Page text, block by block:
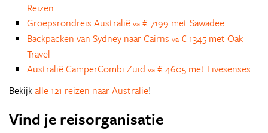
Reizen
Groepsrondreis Australië va € 7199 met Sawadee
Backpacken van Sydney naar Cairns va € 1345 met Oak
Travel
Australië CamperCombi Zuid va € 4605 met Fivesenses
Bekijkalle 121 reizen naar Australie!
Vind je reisorganisatie